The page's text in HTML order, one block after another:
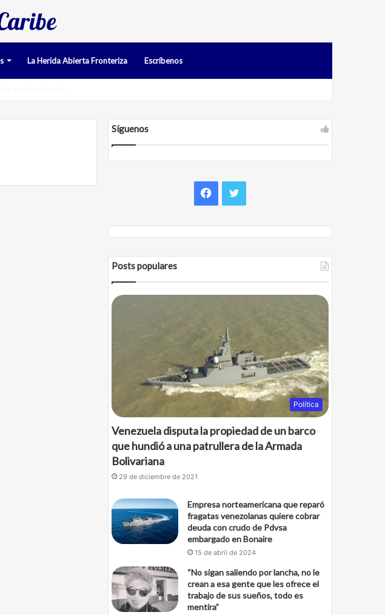
La Herida Abierta Fronteriza Escríbenos
Síguenos
b
o
k
t
Posts populares
Política
Venezuela disputa la propiedad de un barco
que hundió a una patrullera de la Armada
Bolivariana
29 de diciembre de 2021
Empresa norteamericana que reparó
fragatas venezolanas quiere cobrar
deuda con crudo de Pdvsa
embargado en Bonaire
15 de abril de 2024
“No sigan saliendo por lancha, no le
crean a esa gente que les ofrece el
trabajo de sus sueños, todo es
mentira”